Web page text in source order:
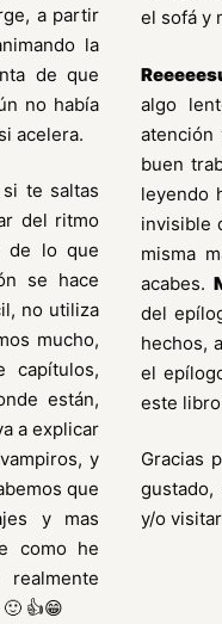
a partir
la
de que
no había
acelera.
te saltas
del ritmo
de lo que
se hace
no utiliza
mucho,
capítulos,
están,
a explicar
y
que
y mas
como he
🙂 👍😁
el sofá y
algo
atención
buen
leyendo
invisible
misma
acabes.
del
hechos,
el
este
Gracias
y/o